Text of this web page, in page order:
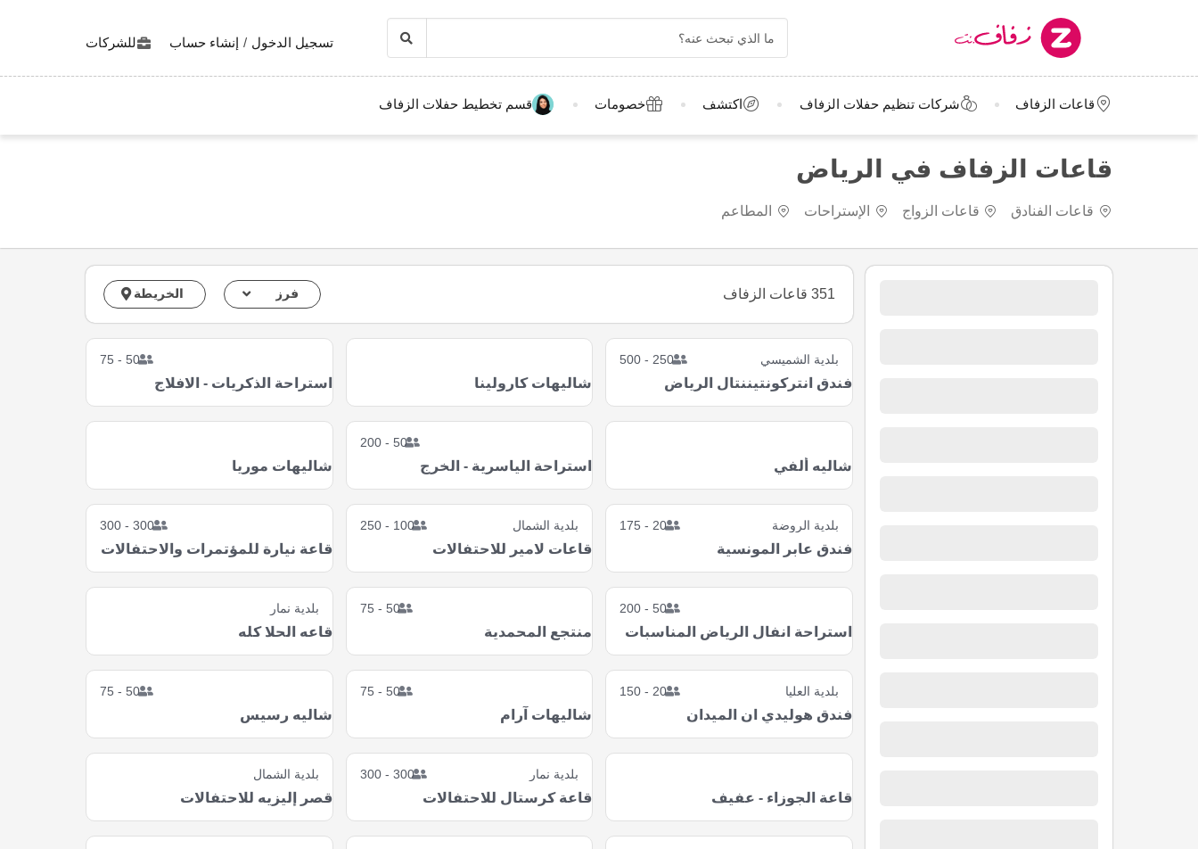
تسجيل الدخول / إنشاء حساب للشركات
قاعات الزفاف شركات تنظيم حفلات الزفاف اكتشف خصومات قسم تخطيط حفلات الزفاف
قاعات الزفاف في الرياض
قاعات الفنادق قاعات الزواج الإستراحات المطاعم
351 قاعات الزفاف فرز الخريطة
بلدية الشميسي 250 - 500
فندق انتركونتيننتال الرياض شاليهات كارولينا
50 - 75
استراحة الذكريات - الافلاج
شاليه ألفي
50 - 200
استراحة الياسرية - الخرج شاليهات موريا
بلدية الروضة 20 - 175
فندق عابر المونسية
بلدية الشمال 100 - 250
قاعات لامير للاحتفالات
300 - 300
قاعة نيارة للمؤتمرات والاحتفالات
50 - 200
استراحة انفال الرياض المناسبات
50 - 75
منتجع المحمدية
بلدية نمار
قاعه الحلا كله
بلدية العليا 20 - 150
فندق هوليدي ان الميدان
50 - 75
شاليهات آرام
50 - 75
شاليه رسيس
قاعة الجوزاء - عفيف
بلدية نمار 300 - 300
قاعة كرستال للاحتفالات
بلدية الشمال
قصر إليزيه للاحتفالات